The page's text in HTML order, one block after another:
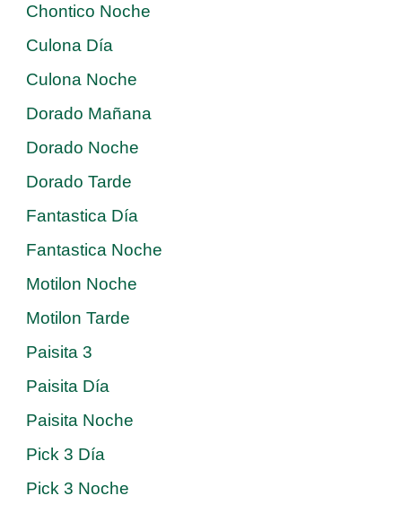
Chontico Noche
Culona Día
Culona Noche
Dorado Mañana
Dorado Noche
Dorado Tarde
Fantastica Día
Fantastica Noche
Motilon Noche
Motilon Tarde
Paisita 3
Paisita Día
Paisita Noche
Pick 3 Día
Pick 3 Noche